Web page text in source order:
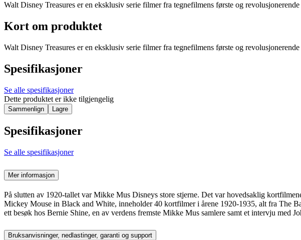
Walt Disney Treasures er en eksklusiv serie filmer fra tegnefilmens første og revolusjonerende
Kort om produktet
Walt Disney Treasures er en eksklusiv serie filmer fra tegnefilmens første og revolusjonerende
Spesifikasjoner
Se alle spesifikasjoner
Dette produktet er ikke tilgjengelig
Sammenlign Lagre
Spesifikasjoner
Se alle spesifikasjoner
Mer informasjon
På slutten av 1920-tallet var Mikke Mus Disneys store stjerne. Det var hovedsaklig
Mickey Mouse in Black and White, inneholder 40 kortfilmer i årene 1920-1935, alt fra The
ett besøk hos Bernie Shine, en av verdens fremste Mikke Mus samlere samt et intervju med
Bruksanvisninger, nedlastinger, garanti og support